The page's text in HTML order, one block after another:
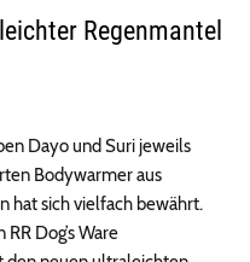
Regenmantel
Dayo und Suri jeweils
Bodywarmer aus
hat sich vielfach bewährt.
Dog’s Ware